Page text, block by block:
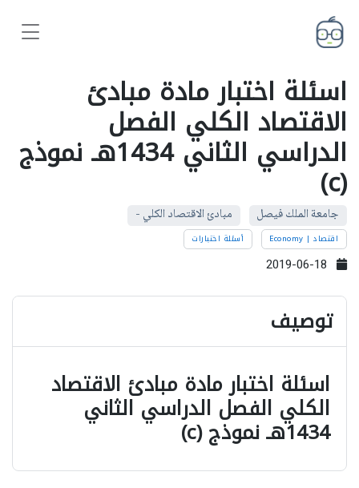
اسئلة اختبار مادة مبادئ
الاقتصاد الكلي الفصل
الدراسي الثاني 1434هـ نموذج
(c)
جامعة الملك فيصل مبادئ الاقتصاد الكلي -
اقتصاد | Economy أسئلة اختبارات
توصيف
اسئلة اختبار مادة مبادئ الاقتصاد
الكلي الفصل الدراسي الثاني
1434هـ نموذج (c)